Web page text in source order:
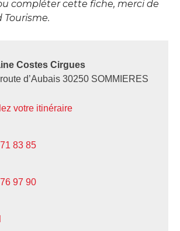
compléter cette fiche, merci de
Costes Cirgues
d’Aubais 30250 SOMMIERES
votre itinéraire
83 85
97 90